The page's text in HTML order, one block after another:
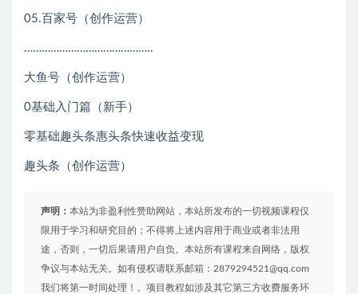
05.百家号（创作运营）
……………………………………..
大鱼号（创作运营）
0基础入门篇（新手）
零基础趣头条惠头条快速收益变现
趣头条（创作运营）
声明： 本站为非盈利性赞助网站，本站所发布的一切视频课程仅
限用于学习和研究目的；不得将上述内容用于商业或者非法用
途，否则，一切后果请用户自负。本站所有课程来自网络，版权
争议与本站无关。如有侵权请联系邮箱：2879294521@qq.com
我们将第一时间处理！。项目教程如涉及其它第三方收费服务环